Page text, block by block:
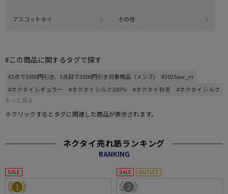
アスコットタイ その他
#この商品に関するタグで探す
#2点で1000円引き、3点目で3000円引き対象商品（メンズ)
#2025aw_m
#ネクタイ レギュラー
#ネクタイ シルク100％ #ネクタイ 秋冬
#ネクタイ シルク
もっと見る
※クリックするとタグに関連した商品が表示されます。
ネクタイ売れ筋ランキング
RANKING
SALE
1
SALE OUTLET
2